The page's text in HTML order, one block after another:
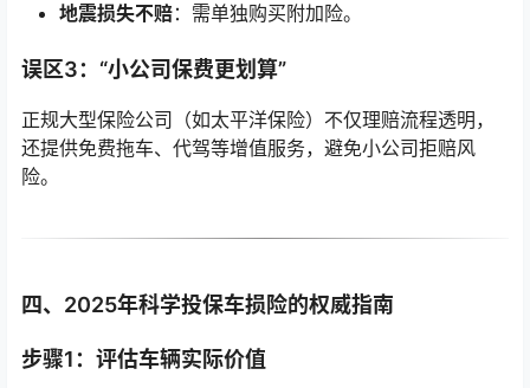
地震损失不赔：需单独购买附加险。
误区3：“小公司保费更划算”
正规大型保险公司（如太平洋保险）不仅理赔流程透明，
还提供免费拖车、代驾等增值服务，避免小公司拒赔风
险。
四、2025年科学投保车损险的权威指南
步骤1：评估车辆实际价值